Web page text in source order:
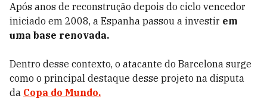
Após anos de reconstrução depois do ciclo vencedor
iniciado em 2008, a Espanha passou a investir em
uma base renovada.
Dentro desse contexto, o atacante do Barcelona surge
como o principal destaque desse projeto na disputa
da Copa do Mundo.